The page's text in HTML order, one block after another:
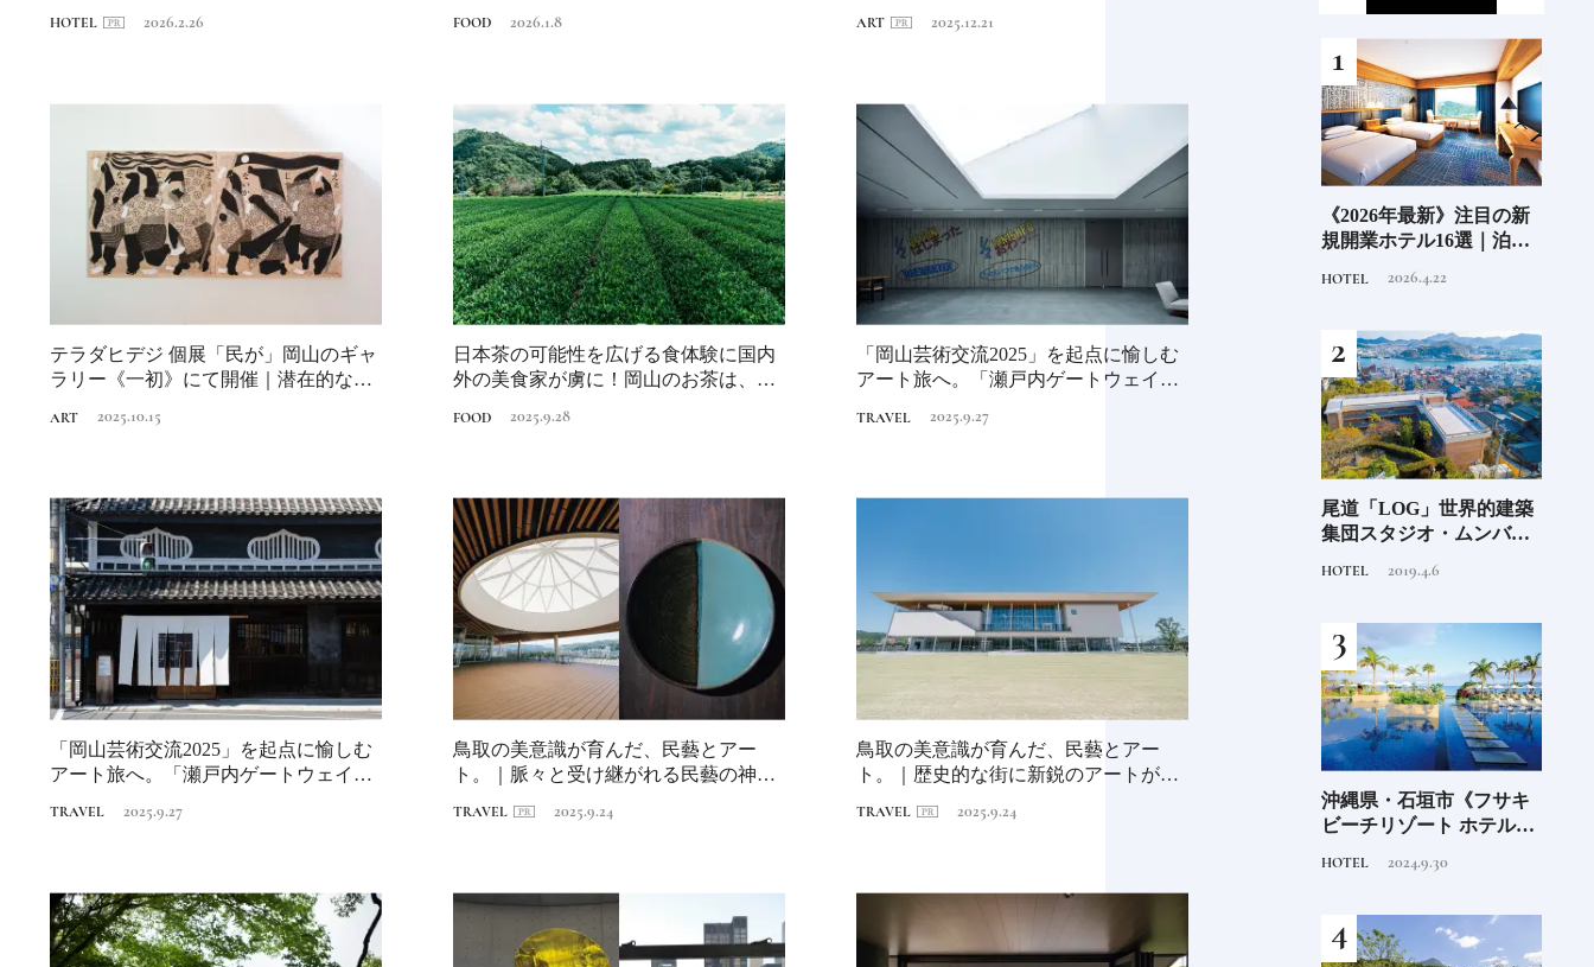
HOTEL 2026.2.26 FOOD 2026.1.8 ART 2025.12.21
テラダヒデジ 個展「民が」岡山のギャ
ラリー《一初》にて開催｜潜在的な
ART 2025.10.15
日本茶の可能性を広げる食体験に国内
外の美食家が虜に！岡山のお茶は、夜
FOOD 2025.9.28
「岡山芸術交流2025」を起点に愉しむ
アート旅へ。「瀬戸内ゲートウェイ構
TRAVEL 2025.9.27
「岡山芸術交流2025」を起点に愉しむ
アート旅へ。「瀬戸内ゲートウェイ構
TRAVEL 2025.9.27
鳥取の美意識が育んだ、民藝とアー
ト。｜脈々と受け継がれる民藝の神髄
TRAVEL 2025.9.24
鳥取の美意識が育んだ、民藝とアー
ト。｜歴史的な街に新鋭のアートが芽
TRAVEL 2025.9.24
Discover Japan 2026年9月
号「木と生きる2026」
INFORMATION 2026.7.31
地球と人が循環する、未
老舗氷業店《クラモト氷
INFORMATION
ニッポンの神様名鑑
ッポンの神様名鑑
《2026年最新》注目の新
規開業ホテル16選｜泊ま
が素敵なホテル
HOTEL 2026.4.22
尾道「LOG」世界的建築
集団スタジオ・ムンバイ
HOTEL 2019.4.6
沖縄県・石垣市《フサキ
ビーチリゾート ホテル&
チリゾートでゆるりと島
HOTEL 2024.9.30